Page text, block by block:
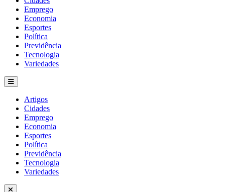
Emprego
Economia
Esportes
Política
Previdência
Tecnologia
Variedades
Artigos
Cidades
Emprego
Economia
Esportes
Política
Previdência
Tecnologia
Variedades